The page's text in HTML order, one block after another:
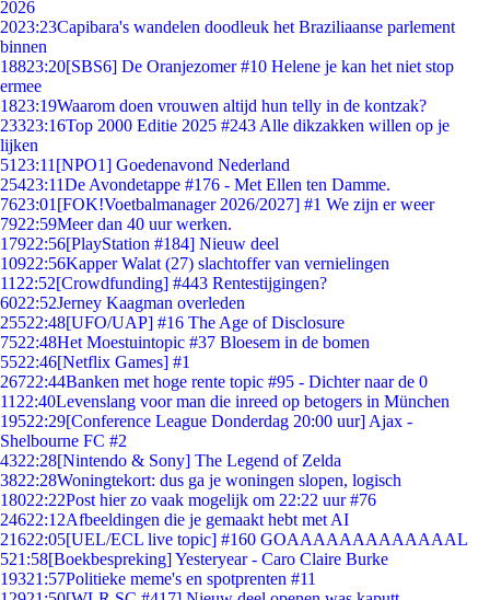
2026
2023:23Capibara's wandelen doodleuk het Braziliaanse parlement
binnen
18823:20[SBS6] De Oranjezomer #10 Helene je kan het niet stop
ermee
1823:19Waarom doen vrouwen altijd hun telly in de kontzak?
23323:16Top 2000 Editie 2025 #243 Alle dikzakken willen op je
lijken
51 23:11 [NPO1] Goedenavond Nederland
25423:11De Avondetappe #176 - Met Ellen ten Damme.
7623:01 [FOK!Voetbalmanager 2026/2027] #1 We zijn er weer
7922:59Meer dan 40 uur werken.
17922:56[PlayStation #184] Nieuw deel
10922:56Kapper Walat (27) slachtoffer van vernielingen
11 22:52[Crowdfunding] #443 Rentestijgingen?
6022:52Jerney Kaagman overleden
25522:48[UFO/UAP] #16 The Age of Disclosure
7522:48Het Moestuintopic #37 Bloesem in de bomen
5522:46[Netflix Games] #1
26722:44Banken met hoge rente topic #95 - Dichter naar de 0
11 22:40Levenslang voor man die inreed op betogers in München
19522:29[Conference League Donderdag 20:00 uur] Ajax -
Shelbourne FC #2
4322:28[Nintendo & Sony] The Legend of Zelda
3822:28Woningtekort: dus ga je woningen slopen, logisch
18022:22Post hier zo vaak mogelijk om 22:22 uur #76
24622:12Afbeeldingen die je gemaakt hebt met AI
21622:05[UEL/ECL live topic] #160 GOAAAAAAAAAAAAAL
521:58[Boekbespreking] Yesteryear - Caro Claire Burke
19321:57Politieke meme's en spotprenten #11